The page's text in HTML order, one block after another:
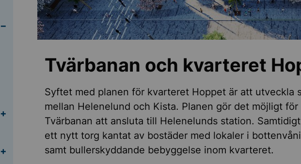
Undermeny för Helenelund
Undermeny för Tureberg
Undermeny för Byggprojekt
Tvärbanan och kvarteret
Syftet med planen för kvarteret Hoppet är att utveckla
mellan Helenelund och Kista. Planen gör det möjligt för
Tvärbanan att ansluta till Helenelunds station.
ett nytt torg kantat av bostäder med lokaler i
samt bullerskyddande bebyggelse inom kvarteret.